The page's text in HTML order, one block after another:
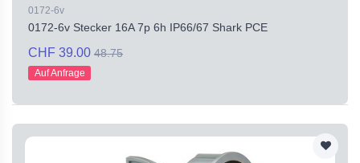
0172-6v
0172-6v Stecker 16A 7p 6h IP66/67 Shark PCE
CHF 39.00 48.75
Auf Anfrage